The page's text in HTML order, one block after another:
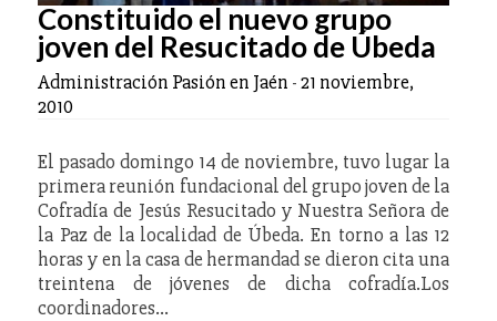
Constituido el nuevo grupo
joven del Resucitado de Úbeda
Administración Pasión en Jaén -21 noviembre,
2010
El pasado domingo 14 de noviembre, tuvo lugar la
primera reunión fundacional del grupo joven de la
Cofradía de Jesús Resucitado y Nuestra Señora de
la Paz de la localidad de Úbeda. En torno a las 12
horas y en la casa de hermandad se dieron cita una
treintena de jóvenes de dicha cofradía.Los
coordinadores…